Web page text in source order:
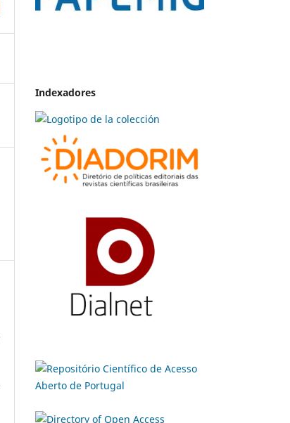
Indexadores